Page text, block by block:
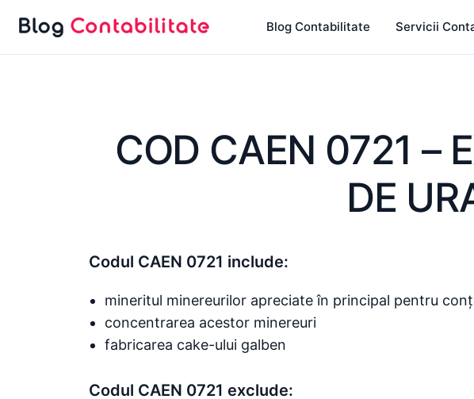
conținut
Blog Contabilitate Servicii
COD CAEN 0721 –
DE
Codul CAEN 0721 include:
mineritul minereurilor apreciate în principal pentru
concentrarea acestor minereuri
fabricarea cake-ului galben
Codul CAEN 0721 exclude: